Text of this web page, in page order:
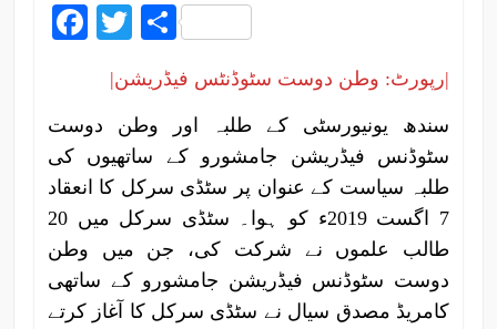
Facebook
Twitter
Share
|رپورٹ: وطن دوست سٹوڈنٹس فیڈریشن|
سندھ یونیورسٹی کے طلبہ اور وطن دوست
سٹوڈنس فیڈریشن جامشورو کے ساتھیوں کی
طلبہ سیاست کے عنوان پر سٹڈی سرکل کا انعقاد
7 اگست 2019ء کو ہوا۔ سٹڈی سرکل میں 20
طالب علموں نے شرکت کی، جن میں وطن
دوست سٹوڈنس فیڈریشن جامشورو کے ساتھی
کامریڈ مصدق سیال نے سٹڈی سرکل کا آغاز کرتے